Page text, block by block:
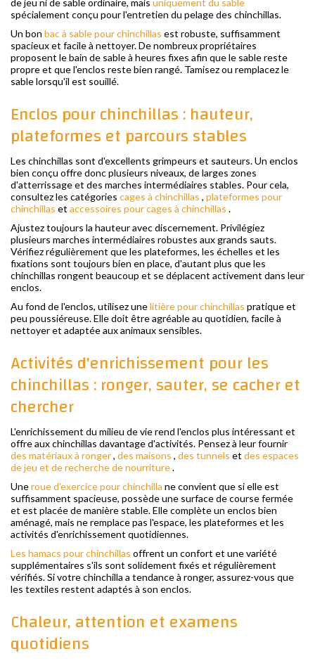
de jeu ni de sable ordinaire, mais uniquement du sable
spécialement conçu pour l'entretien du pelage des chinchillas.
Un bon bac à sable pour chinchillas est robuste, suffisamment
spacieux et facile à nettoyer. De nombreux propriétaires
proposent le bain de sable à heures fixes afin que le sable reste
propre et que l'enclos reste bien rangé. Tamisez ou remplacez le
sable lorsqu'il est souillé.
Enclos pour chinchillas : hauteur,
plateformes et parcours stables
Les chinchillas sont d'excellents grimpeurs et sauteurs. Un enclos
bien conçu offre donc plusieurs niveaux, de larges zones
d'atterrissage et des marches intermédiaires stables. Pour cela,
consultez les catégories cages à chinchillas , plateformes pour
chinchillas et accessoires pour cages à chinchillas .
Ajustez toujours la hauteur avec discernement. Privilégiez
plusieurs marches intermédiaires robustes aux grands sauts.
Vérifiez régulièrement que les plateformes, les échelles et les
fixations sont toujours bien en place, d'autant plus que les
chinchillas rongent beaucoup et se déplacent activement dans leur
enclos.
Au fond de l'enclos, utilisez unelitière pour chinchillas pratique et
peu poussiéreuse. Elle doit être agréable au quotidien, facile à
nettoyer et adaptée aux animaux sensibles.
Activités d'enrichissement pour les
chinchillas : ronger, sauter, se cacher et
chercher
L'enrichissement du milieu de vie rend l'enclos plus intéressant et
offre aux chinchillas davantage d'activités. Pensez à leur fournir
des matériaux à ronger, des maisons , des tunnels et des espaces
de jeu et de recherche de nourriture.
Uneroue d'exercice pour chinchilla ne convient que si elle est
suffisamment spacieuse, possède une surface de course fermée
et est placée de manière stable. Elle complète un enclos bien
aménagé, mais ne remplace pas l'espace, les plateformes et les
activités d'enrichissement quotidiennes.
Les hamacs pour chinchillas offrent un confort et une variété
supplémentaires s'ils sont solidement fixés et régulièrement
vérifiés. Si votre chinchilla a tendance à ronger, assurez-vous que
les textiles restent adaptés à son enclos.
Chaleur, attention et examens
quotidiens